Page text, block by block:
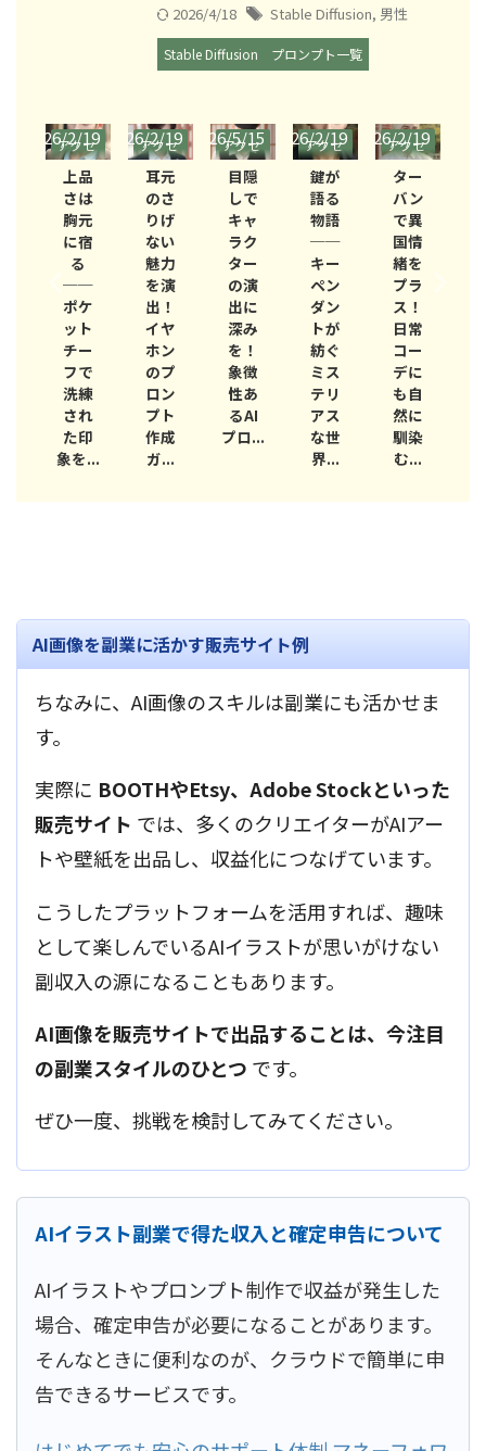
2026/4/18 Stable Diffusion, 男性
Stable Diffusion プロンプト一覧
アクセ
サリー
2026/2/19
上品
さは
胸元
に宿
る
──
ポケ
ット
チー
フで
洗練
され
た印
象を...
アクセ
サリー
2026/2/19
耳元
のさ
りげ
ない
魅力
を演
出！
イヤ
ホン
のプ
ロン
プト
作成
ガ...
アクセ
サリー
2026/5/15
目隠
しで
キャ
ラク
ター
の演
出に
深み
を！
象徴
性あ
るAI
プロ...
アクセ
サリー
2026/2/19
鍵が
語る
物語
──
キー
ペン
ダン
トが
紡ぐ
ミス
テリ
アス
な世
界...
アクセ
サリー
2026/2/19
ター
バン
で異
国情
緒を
プラ
ス！
日常
コー
デに
も自
然に
馴染
む...
2026/
AI画像を副業に活かす販売サイト例
ちなみに、AI画像のスキルは副業にも活かせま
す。
実際に BOOTHやEtsy、Adobe Stockといった
販売サイト では、多くのクリエイターがAIアー
トや壁紙を出品し、収益化につなげています。
こうしたプラットフォームを活用すれば、趣味
として楽しんでいるAIイラストが思いがけない
副収入の源になることもあります。
AI画像を販売サイトで出品することは、今注目
の副業スタイルのひとつ です。
ぜひ一度、挑戦を検討してみてください。
AIイラスト副業で得た収入と確定申告について
AIイラストやプロンプト制作で収益が発生した
場合、確定申告が必要になることがあります。
そんなときに便利なのが、クラウドで簡単に申
告できるサービスです。